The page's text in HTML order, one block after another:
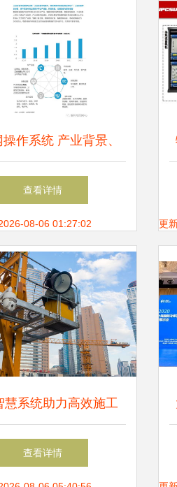
作系统 产业背景、
与服务生态的融合演
进
查看详情
08-06 01:27:02 更
慧系统助力高效施工
应用服务的深度实践
查看详情